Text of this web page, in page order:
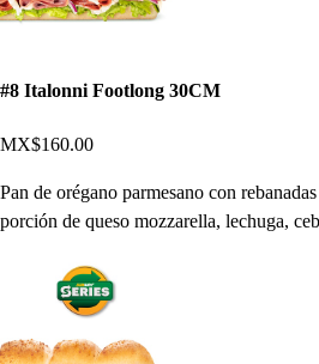
#8 Italonni Footlong 30CM
MX$160.00
Pan de orégano parmesano con
porción de queso mozzarella, lechuga,